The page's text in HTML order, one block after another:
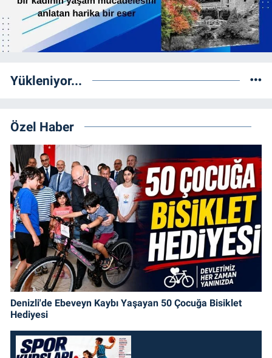
Yükleniyor...
Özel Haber
Denizli'de Ebeveyn Kaybı Yaşayan 50 Çocuğa Bisiklet
Hediyesi